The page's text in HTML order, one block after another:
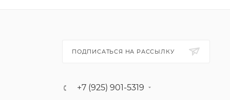
при
снова и
ПОДПИСАТЬСЯ НА РАССЫЛКУ
+7 (925) 901-5319